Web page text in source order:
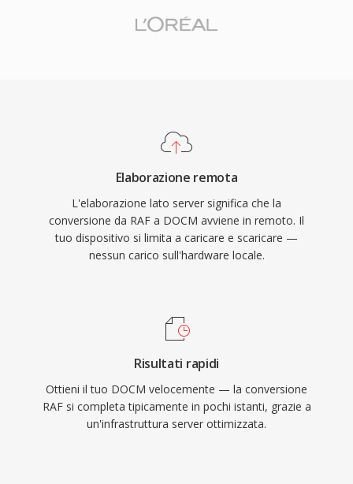
Elaborazione remota
L'elaborazione lato server significa che la
conversione da RAF a DOCM avviene in remoto. Il
tuo dispositivo si limita a caricare e scaricare —
nessun carico sull'hardware locale.
Risultati rapidi
Ottieni il tuo DOCM velocemente — la conversione
RAF si completa tipicamente in pochi istanti, grazie a
un'infrastruttura server ottimizzata.